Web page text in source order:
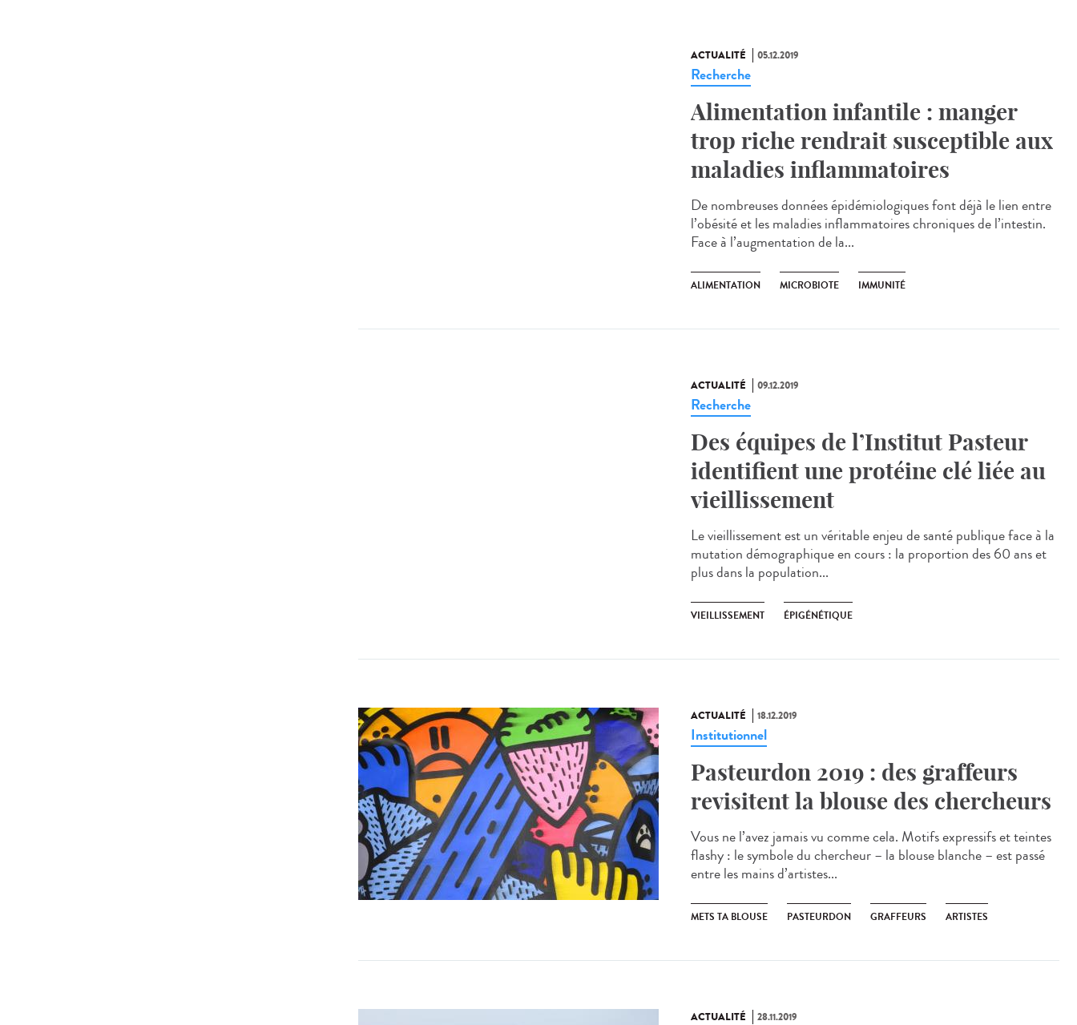
ACTUALITÉ 05.12.2019
Recherche
Alimentation infantile : manger
trop riche rendrait susceptible aux
maladies inflammatoires
De nombreuses données épidémiologiques font déjà le lien entre
l’obésité et les maladies inflammatoires chroniques de l’intestin.
Face à l’augmentation de la...
ALIMENTATION MICROBIOTE IMMUNITÉ
ACTUALITÉ 09.12.2019
Recherche
Des équipes de l’Institut Pasteur
identifient une protéine clé liée au
vieillissement
Le vieillissement est un véritable enjeu de santé publique face à la
mutation démographique en cours : la proportion des 60 ans et
plus dans la population...
VIEILLISSEMENT ÉPIGÉNÉTIQUE
ACTUALITÉ 18.12.2019
Institutionnel
Pasteurdon 2019 : des graffeurs
revisitent la blouse des chercheurs
Vous ne l’avez jamais vu comme cela. Motifs expressifs et teintes
flashy : le symbole du chercheur – la blouse blanche – est passé
entre les mains d’artistes...
METS TA BLOUSE PASTEURDON GRAFFEURS ARTISTES
ACTUALITÉ 28.11.2019